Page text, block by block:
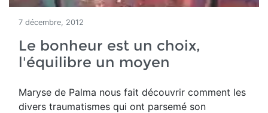
7 décembre, 2012
Le bonheur est un choix,
l'équilibre un moyen
Maryse de Palma nous fait découvrir comment les
divers traumatismes qui ont parsemé son